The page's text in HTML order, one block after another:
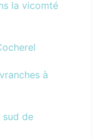
la vicomté
à
sud de